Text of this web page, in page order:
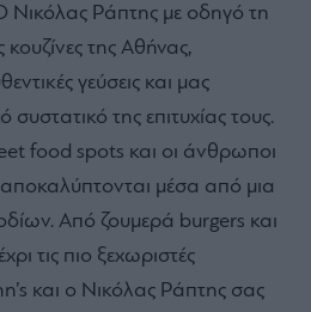
Νικόλας Ράπτης με οδηγό τη
κουζίνες της Αθήνας,
γεύσεις και μας
συστατικό της επιτυχίας τους.
food spots και οι άνθρωποι
μέσα από μια
Από ζουμερά burgers και
τις πιο ξεχωριστές
και ο Νικόλας Ράπτης σας